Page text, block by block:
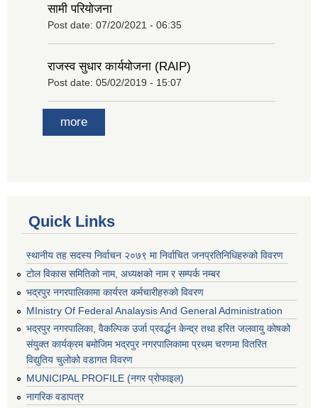
सामी परियोजना
Post date: 07/20/2021 - 06:35
राजस्व सुधार कार्ययोजना (RAIP)
Post date: 05/02/2019 - 15:07
more
Quick Links
स्थानीय तह सदस्य निर्वाचन २०७९ मा निर्वाचित जनप्रतिनिधिहरुको विवरण
टोल विकास समितिको नाम, अध्यक्षको नाम र सम्पर्क नम्बर
भद्रपुर नगरपालिकामा कार्यरत कर्मचारीहरुको विवरण
MInistry Of Federal Analaysis And General Administration
भद्रपुर नगरपालिका, वैकल्पिक उर्जा प्रवर्द्धन केन्द्र तथा हरित जलवायु कोषको
संयुक्त कार्यक्रम बमोजिम भद्रपुर नगरपालिकामा प्रथम चरणमा वितरित
विद्युतिय चुलोको वडागत विवरण
MUNICIPAL PROFILE (नगर प्रोफाइल)
नागरिक वडापत्र